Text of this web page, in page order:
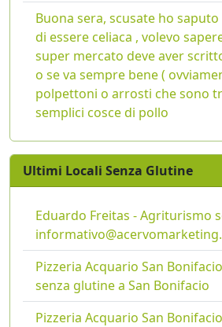
Buona sera, scusate ho
di essere celiaca , volevo
super mercato deve aver
o se va sempre bene (
polpettoni o arrosti che sono
semplici cosce di pollo
Ultimi Locali Senza Glutine
Eduardo Freitas - Agriturismo
Pizzeria Acquario San
senza glutine a San Bonifacio
Pizzeria Acquario San